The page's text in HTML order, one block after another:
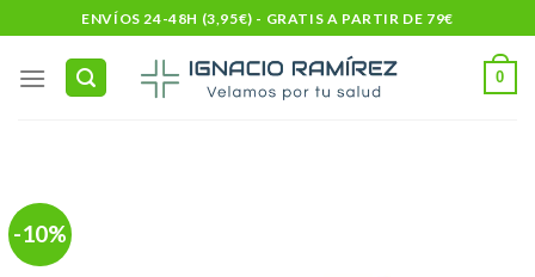
to
content
ENVÍOS 24-48H (3,95€) - GRATIS A PARTIR DE 79€
0
-10%